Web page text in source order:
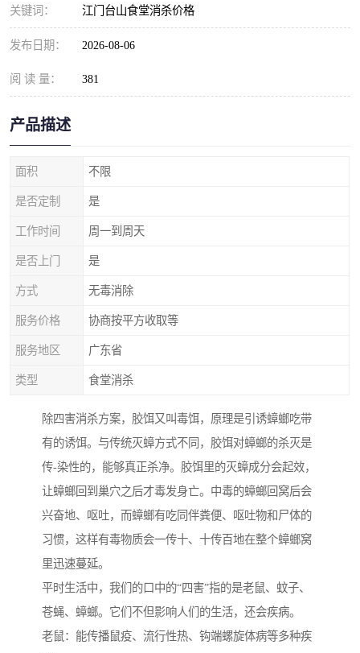
关键词： 江门台山食堂消杀价格
发布日期： 2026-08-06
阅 读 量： 381
产品描述
面积 不限
是否定制 是
工作时间 周一到周天
是否上门 是
方式 无毒消除
服务价格 协商按平方收取等
服务地区 广东省
类型 食堂消杀
除四害消杀方案，胶饵又叫毒饵，原理是引诱蟑螂吃带
有的诱饵。与传统灭蟑方式不同，胶饵对蟑螂的杀灭是
传-染性的，能够真正杀净。胶饵里的灭蟑成分会起效，
让蟑螂回到巢穴之后才毒发身亡。中毒的蟑螂回窝后会
兴奋地、呕吐，而蟑螂有吃同伴粪便、呕吐物和尸体的
习惯，这样有毒物质会一传十、十传百地在整个蟑螂窝
里迅速蔓延。
平时生活中，我们的口中的“四害”指的是老鼠、蚊子、
苍蝇、蟑螂。它们不但影响人们的生活，还会疾病。
老鼠：能传播鼠疫、流行性热、钩端螺旋体病等多种疾